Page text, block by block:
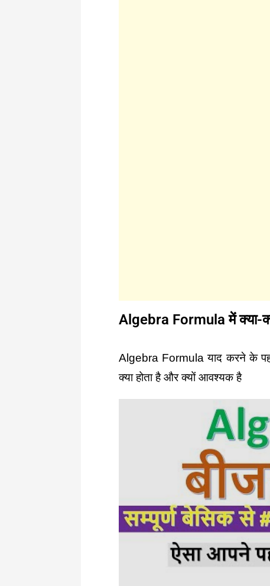
Algebra Formula में क्या-
Algebra Formula याद करने के
क्या होता है और क्यों आवश्यक है